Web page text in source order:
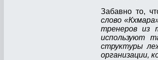
Забавно то,
слово
тренеров из
используют
структуры
организации,